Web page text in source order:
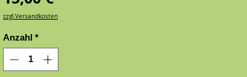
zzgl.Versandkosten
Anzahl *